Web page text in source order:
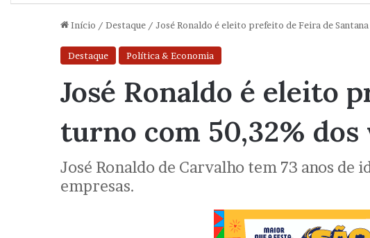
Início / Destaque / José Ronaldo é eleito prefeito de Feira de
Destaque Política & Economia
José Ronaldo é eleito
turno com 50,32% dos
José Ronaldo de Carvalho tem 73 anos
empresas.